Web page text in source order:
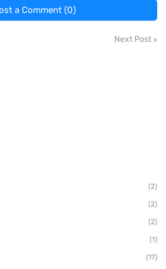
a Comment (0)
Next Post
(2)
(2)
(2)
(1)
(17)